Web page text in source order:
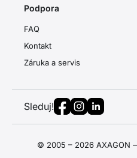
Podpora
FAQ
Kontakt
Záruka a servis
Sleduj!
© 2005 – 2026 AXAGON